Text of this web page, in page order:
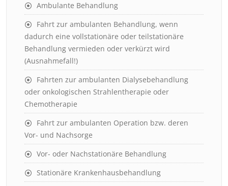
Ambulante Behandlung
Fahrt zur ambulanten Behandlung, wenn
dadurch eine vollstationäre oder teilstationäre
Behandlung vermieden oder verkürzt wird
(Ausnahmefall!)
Fahrten zur ambulanten Dialysebehandlung
oder onkologischen Strahlentherapie oder
Chemotherapie
Fahrt zur ambulanten Operation bzw. deren
Vor- und Nachsorge
Vor- oder Nachstationäre Behandlung
Stationäre Krankenhausbehandlung